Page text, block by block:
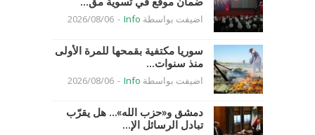
اضيفت بواسطة Info
-
2026/08/06
سوريا مكتفية بقمحها للمرة الأولى
منذ سنوات...
اضيفت بواسطة Info
-
2026/08/06
دمشق و«حزب الله»… هل يقرّب
تبادل الرسائل الإ...